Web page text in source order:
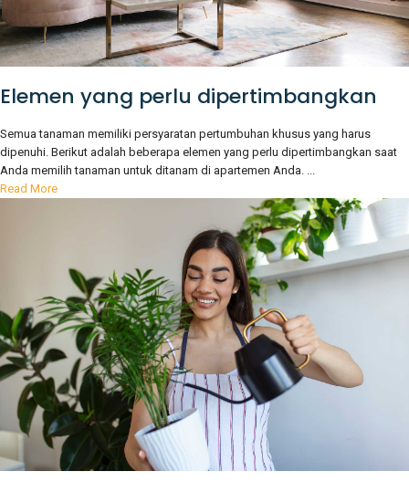
Elemen yang perlu dipertimbangkan
Semua tanaman memiliki persyaratan pertumbuhan khusus yang harus
dipenuhi. Berikut adalah beberapa elemen yang perlu dipertimbangkan saat
Anda memilih tanaman untuk ditanam di apartemen Anda. ...
Read More